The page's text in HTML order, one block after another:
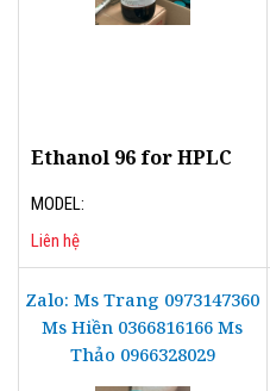
Ethanol 96 for HPLC
MODEL:
Liên hệ
Zalo: Ms Trang 0973147360
Ms Hiền 0366816166 Ms
Thảo 0966328029